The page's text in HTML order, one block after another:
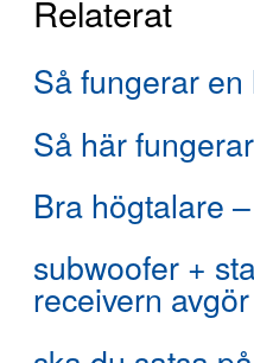
Relaterat
Så fungerar
Så här
Bra högtalare
subwoofer +
receivern avgör